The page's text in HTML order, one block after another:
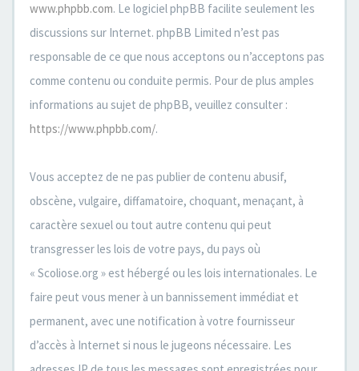
www.phpbb.com. Le logiciel phpBB facilite seulement les
discussions sur Internet. phpBB Limited n’est pas
responsable de ce que nous acceptons ou n’acceptons pas
comme contenu ou conduite permis. Pour de plus amples
informations au sujet de phpBB, veuillez consulter :
https://www.phpbb.com/.
Vous acceptez de ne pas publier de contenu abusif,
obscène, vulgaire, diffamatoire, choquant, menaçant, à
caractère sexuel ou tout autre contenu qui peut
transgresser les lois de votre pays, du pays où
« Scoliose.org » est hébergé ou les lois internationales. Le
faire peut vous mener à un bannissement immédiat et
permanent, avec une notification à votre fournisseur
d’accès à Internet si nous le jugeons nécessaire. Les